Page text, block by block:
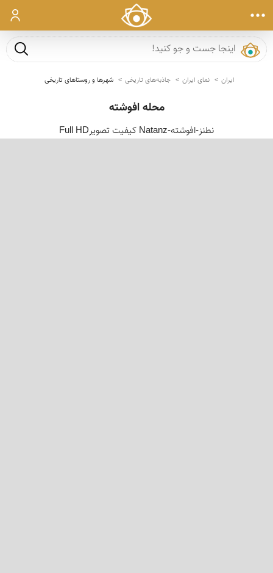
ورود
جست و
ایران نمای ایران جاذبه‌های تاریخی شهرها و روستاهای تاریخی
محله افوشته
نطنز-افوشته-Natanz کیفیت تصویرFull HD